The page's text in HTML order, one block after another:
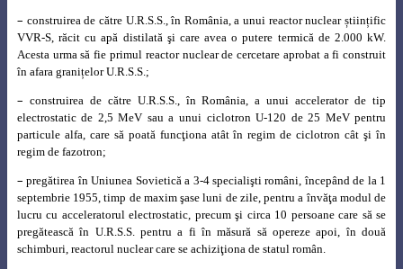
– construirea de către U.R.S.S., în România, a unui reactor nuclear științific
VVR-S, răcit cu apă distilată şi care avea o putere termică de 2.000 kW.
Acesta urma să fie primul reactor nuclear de cercetare aprobat a fi construit
în afara granițelor U.R.S.S.;
– construirea de către U.R.S.S., în România, a unui accelerator de tip
electrostatic de 2,5 MeV sau a unui ciclotron U-120 de 25 MeV pentru
particule alfa, care să poată funcţiona atât în regim de ciclotron cât şi în
regim de fazotron;
–pregătirea în Uniunea Sovietică a 3-4 specialişti români, începând de la 1
septembrie 1955, timp de maxim şase luni de zile, pentru a învăţa modul de
lucru cu acceleratorul electrostatic, precum şi circa 10 persoane care să se
pregătească în U.R.S.S. pentru a fi în măsură să opereze apoi, în două
schimburi, reactorul nuclear care se achiziţiona de statul român.